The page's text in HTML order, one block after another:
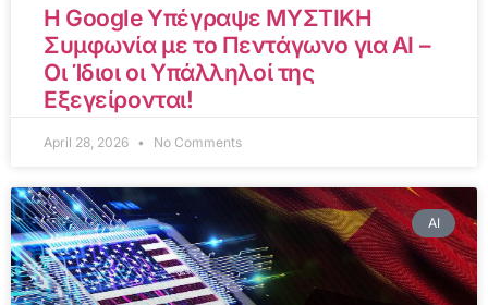
Η Google Υπέγραψε ΜΥΣΤΙΚΗ
Συμφωνία με το Πεντάγωνο για AI –
Οι Ίδιοι οι Υπάλληλοί της
Εξεγείρονται!
April 28, 2026 No Comments
AI